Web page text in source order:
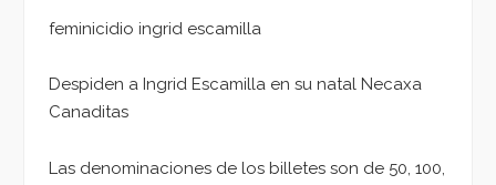
feminicidio ingrid escamilla
Despiden a Ingrid Escamilla en su natal Necaxa
Canaditas
Las denominaciones de los billetes son de 50, 100,